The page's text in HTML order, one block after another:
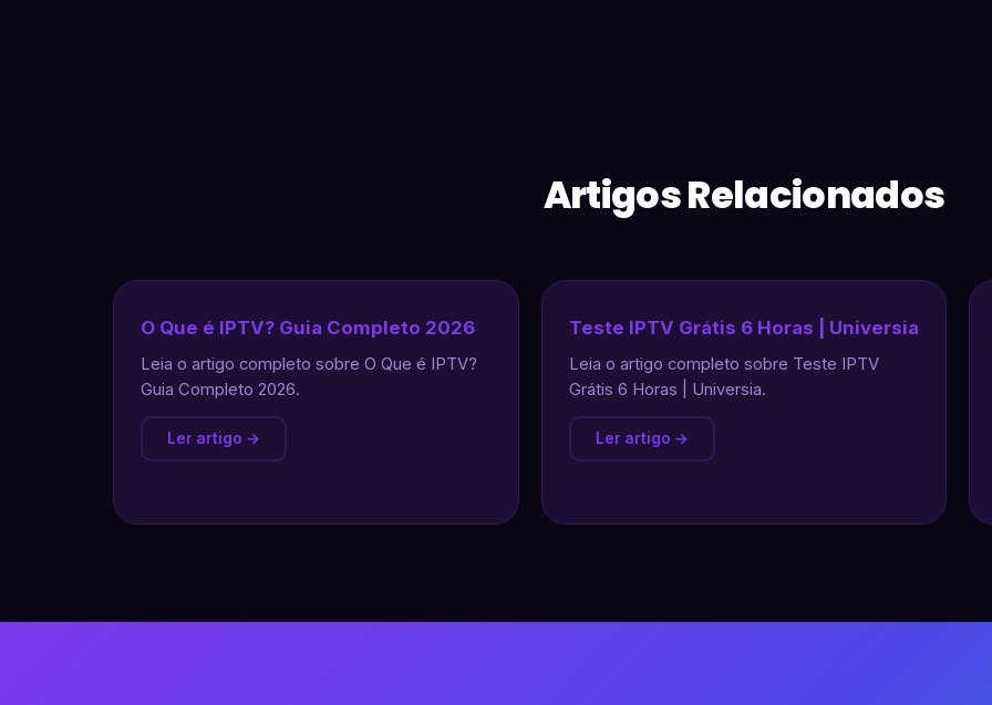
Artigos Relacionados
O Que é IPTV? Guia Completo 2026
Leia o artigo completo sobre O Que é IPTV?
Guia Completo 2026.
Ler artigo →
Teste IPTV Grátis 6 Horas | Universia
Leia o artigo completo sobre Teste IPTV
Grátis 6 Horas | Universia.
Ler artigo →